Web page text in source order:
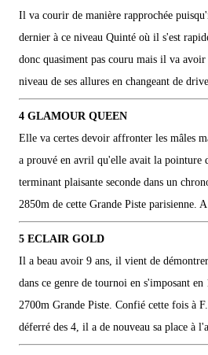
Il va courir de manière rapprochée
dernier à ce niveau Quinté où il s'est
donc quasiment pas couru mais il va avoir
niveau de ses allures en changeant de
4 GLAMOUR QUEEN
Elle va certes devoir affronter les mâles
a prouvé en avril qu'elle avait la pointure
terminant plaisante seconde dans un
2850m de cette Grande Piste parisienne.
5 ECLAIR GOLD
Il a beau avoir 9 ans, il vient de
dans ce genre de tournoi en s'imposant
2700m Grande Piste. Confié cette fois à
déferré des 4, il a de nouveau sa place à